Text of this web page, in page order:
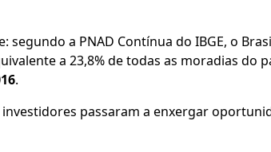
segundo a PNAD Contínua do IBGE, o
a 23,8% de todas as moradias do
.
passaram a enxergar